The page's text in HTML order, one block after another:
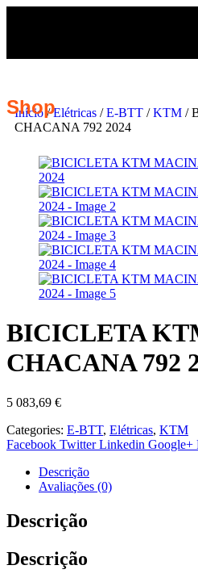
Shop
Início /Elétricas /E-BTT /KTM /
CHACANA 792 2024
BICICLETA
CHACANA 792
5 083,69 €
Categories: E-BTT, Elétricas, KTM
Facebook Twitter Linkedin Google+
Descrição
Avaliações (0)
Descrição
Descrição